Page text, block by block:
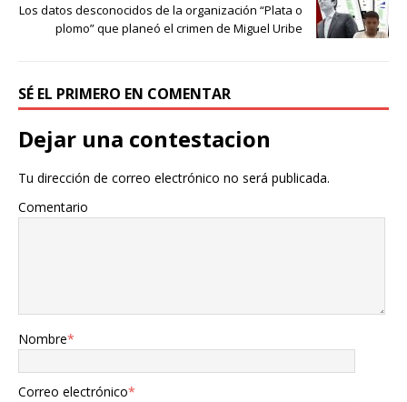
Los datos desconocidos de la organización “Plata o
plomo” que planeó el crimen de Miguel Uribe
SÉ EL PRIMERO EN COMENTAR
Dejar una contestacion
Tu dirección de correo electrónico no será publicada.
Comentario
Nombre*
Correo electrónico*